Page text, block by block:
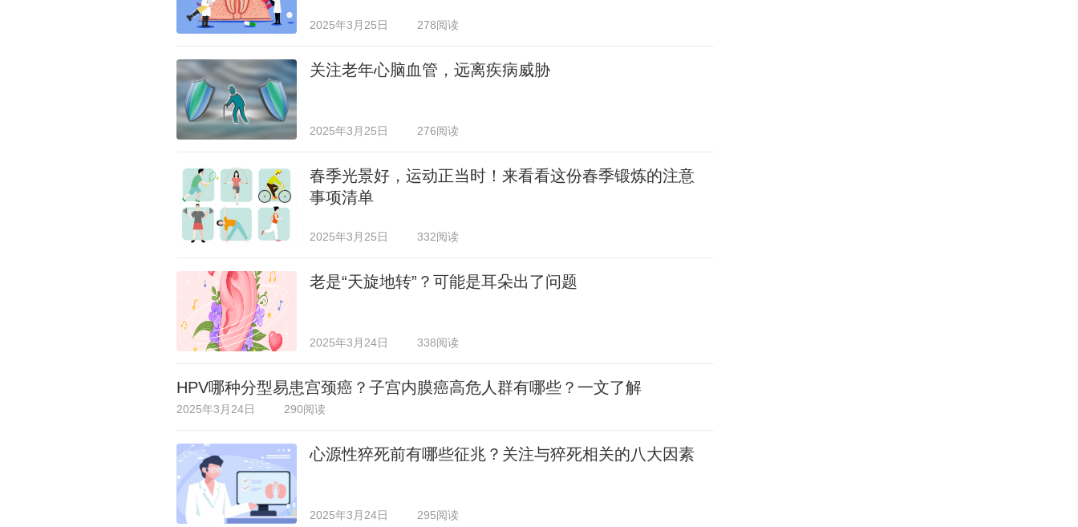
2025年3月25日 278阅读
关注老年心脑血管，远离疾病威胁
2025年3月25日 276阅读
春季光景好，运动正当时！来看看这份春季锻炼的注意
事项清单
2025年3月25日 332阅读
老是“天旋地转”？可能是耳朵出了问题
2025年3月24日 338阅读
HPV哪种分型易患宫颈癌？子宫内膜癌高危人群有哪些？一文了解
2025年3月24日 290阅读
心源性猝死前有哪些征兆？关注与猝死相关的八大因素
2025年3月24日 295阅读